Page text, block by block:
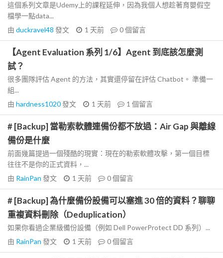
這個系列文章是Udemy上的課程延伸，因為我個人想趁著育嬰假空
檔學一點data...
由 duckravel48 發文 1 天前 0個留言
【Agent Evaluation 系列 1/6】Agent 到底該怎麼測
試？
很多團隊評估 Agent 的方法，其實還停留在評估 Chatbot。 準備一
組...
由 hardness1020發文 1 天前 1 個留言
# [Backup] 當勒索軟體連備份都不放過：Air Gap 與離線
備份是什麼
前面幾篇提過一個殘酷的現實：現在的勒索軟體攻擊，第一個目標
往往不是你的正式資料，...
由 RainPan 發文 1 天前 0個留言
# [Backup] 為什麼備份設備可以塞進 30 倍的資料？聊聊
重複資料刪除（Deduplication）
如果你看過企業級備份設備（例如 Dell PowerProtect DD 系列）...
由 RainPan 發文 1 天前 0個留言